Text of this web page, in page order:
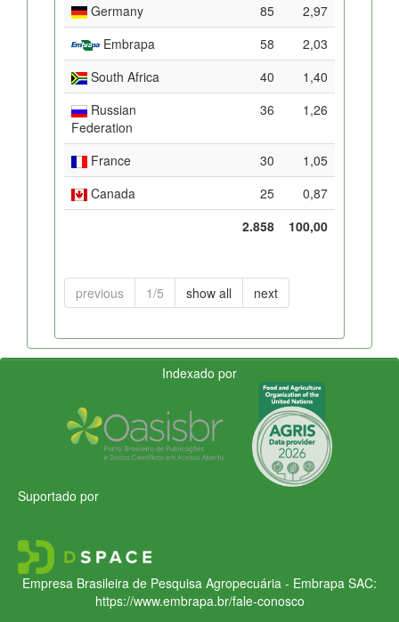
Germany
85
2,97
Embrapa
58
2,03
South Africa
40
1,40
Russian
Federation
36 1,26
France 30
1,05
Canada
25
0,87
2.858
100,00
previous 1/5 show all next
Indexado por
Suportado por
Empresa Brasileira de Pesquisa Agropecuária - Embrapa SAC:
https://www.embrapa.br/fale-conosco